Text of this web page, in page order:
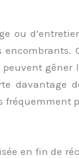
ou
davantage
fréquemment
en fin de